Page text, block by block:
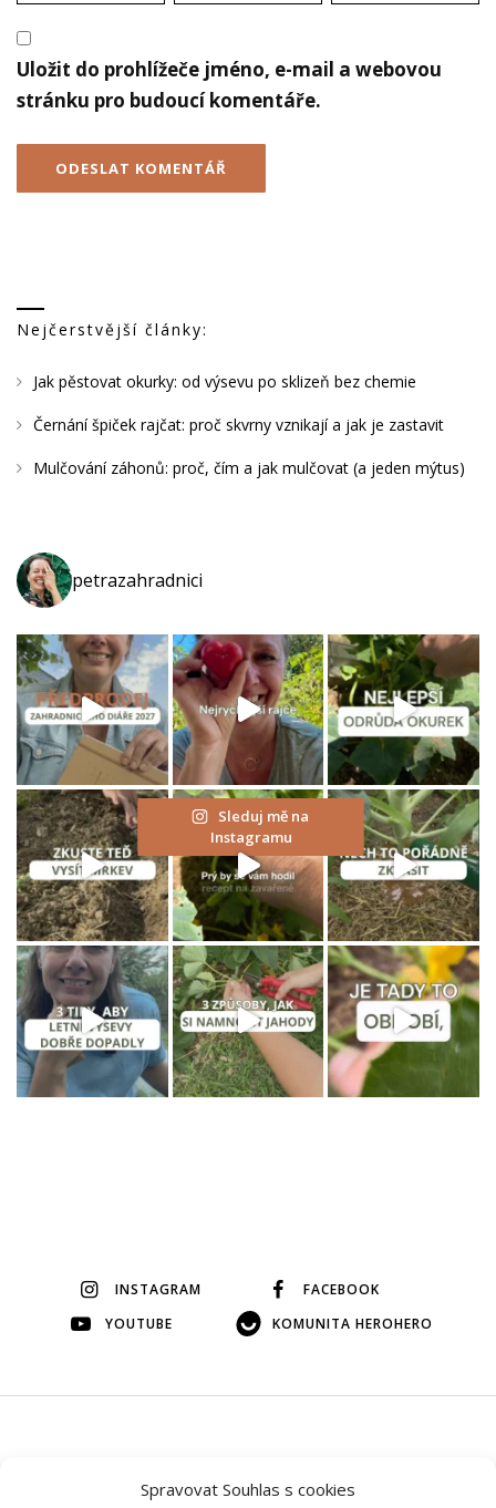
Spravovat Souhlas s cookies
Uložit do prohlížeče jméno, e-mail a webovou
stránku pro budoucí komentáře.
Nejčerstvější články:
Jak pěstovat okurky: od výsevu po sklizeň bez chemie
Černání špiček rajčat: proč skvrny vznikají a jak je zastavit
Mulčování záhonů: proč, čím a jak mulčovat (a jeden mýtus)
petrazahradnici
Sleduj mě na
Instagramu
INSTAGRAM
FACEBOOK
YOUTUBE
KOMUNITA HEROHERO
svolení si ho prosím nepůjčujte.